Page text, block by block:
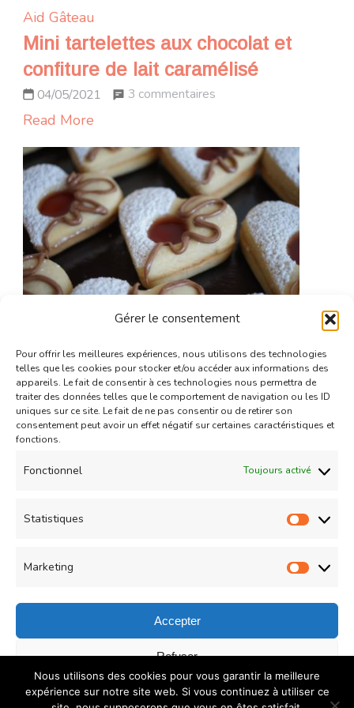
Gérer le consentement
Pour offrir les meilleures expériences, nous utilisons des technologies
telles que les cookies pour stocker et/ou accéder aux informations des
appareils. Le fait de consentir à ces technologies nous permettra de
traiter des données telles que le comportement de navigation ou les ID
uniques sur ce site. Le fait de ne pas consentir ou de retirer son
consentement peut avoir un effet négatif sur certaines caractéristiques et
fonctions.
Fonctionnel Toujours activé
Statistiques
Marketing
Accepter
Refuser
Enregistrer les préférences
Aid Gâteau
Mini tartelettes aux chocolat et
confiture de lait caramélisé
04/05/2021 3 commentaires
aux
chocolat
et
confiture
de
caramélisé
Read More
Aid Gâteau
Coeurs Sablés très fondants
fourrés à la confiture de fraise
04/05/2021
Coeurs
confiture
fraise
Read More
© Copyright 2026COUZINA.fr : Cuisine du Monde. All
Rights Reserved.Recipe Quest | Developed ByWP
Delicious. Powered byWordPress. Politique de
Nous utilisons des cookies pour vous garantir la meilleure
expérience sur notre site web. Si vous continuez à utiliser ce